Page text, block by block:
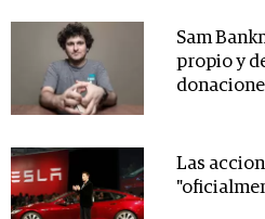
Sam
propio y
Las